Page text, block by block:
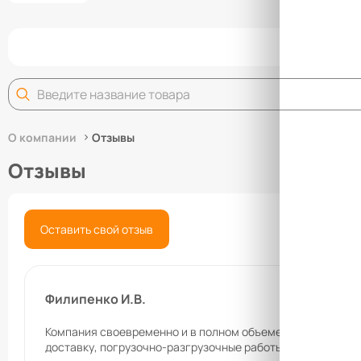
О компании Отзывы
Отзывы
Оставить свой отзыв
Филипенко И.В.
Компания своевременно и в полном объеме исполнило
доставку, погрузочно-разгрузочные работы, подъем,